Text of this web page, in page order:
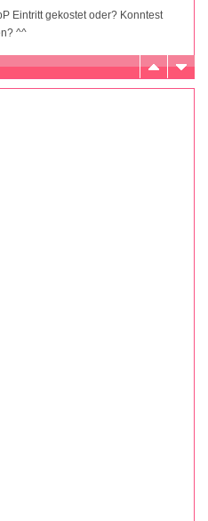
Eintritt gekostet oder? Konntest
^^